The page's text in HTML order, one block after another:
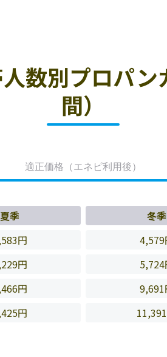
数別プロパン
間）
適正価格 （エネピ利用後）
夏季 冬季
円 4,579
円 5,724
円 9,691
円